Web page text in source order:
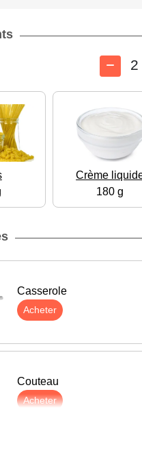
2
Crème
180 g
Casserole
Acheter
Couteau
Acheter